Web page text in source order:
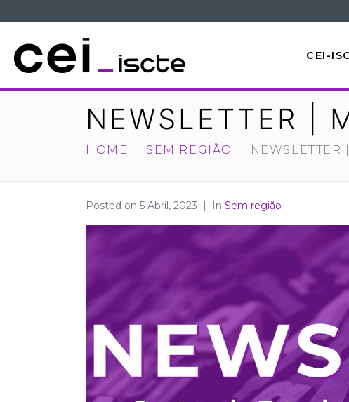
CEI-
NEWSLETTER |
HOME SEM REGIÃO NEWSLETTER
Posted on 5 Abril, 2023 In Sem região